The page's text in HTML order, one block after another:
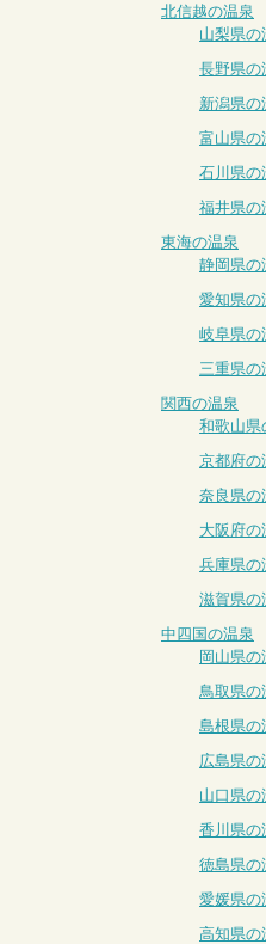
北信越の温泉
山梨県の
長野県の
新潟県の
富山県の
石川県の
福井県の
東海の温泉
静岡県の
愛知県の
岐阜県の
三重県の
関西の温泉
和歌山県
京都府の
奈良県の
大阪府の
兵庫県の
滋賀県の
中四国の温泉
岡山県の
鳥取県の
島根県の
広島県の
山口県の
香川県の
徳島県の
愛媛県の
高知県の